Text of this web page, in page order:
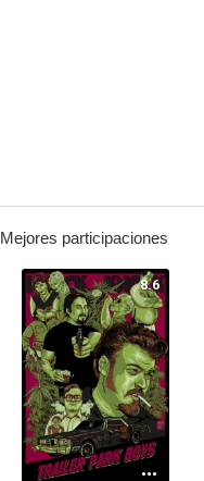
Mejores participaciones
8.6